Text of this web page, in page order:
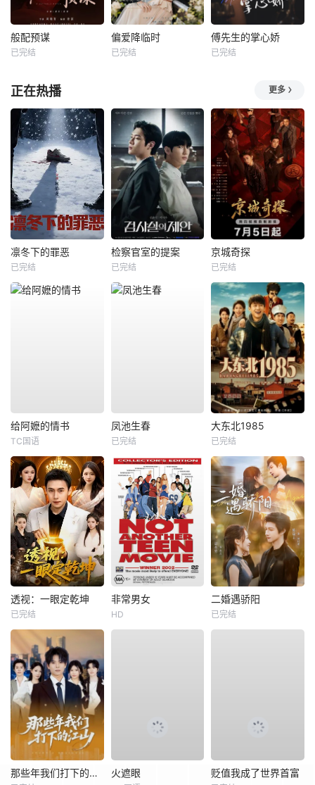
般配预谋
已完结
偏爱降临时
已完结
傅先生的掌心娇
已完结
正在热播 更多
凛冬下的罪恶
已完结
检察官室的提案
已完结
京城奇探
已完结
给阿嬷的情书
TC国语
凤池生春
已完结
大东北1985
已完结
透视：一眼定乾坤
已完结
非常男女
HD
二婚遇骄阳
已完结
那些年我们打下的江山 火遮眼 贬值我成了世界首富